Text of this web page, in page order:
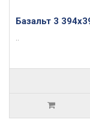
Базальт 3
..